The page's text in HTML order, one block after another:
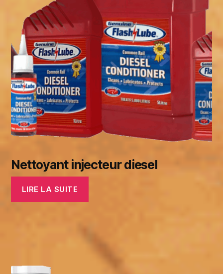
Nettoyant injecteur diesel
LIRE LA SUITE